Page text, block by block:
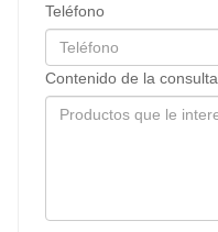
Teléfono
Contenido de la consulta